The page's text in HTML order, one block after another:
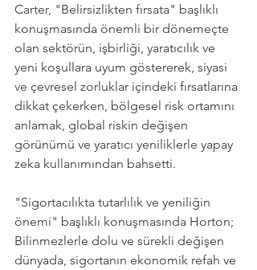
Carter, "Belirsizlikten fırsata" başlıklı
konuşmasında önemli bir dönemeçte
olan sektörün, işbirliği, yaratıcılık ve
yeni koşullara uyum göstererek, siyasi
ve çevresel zorluklar içindeki fırsatlarına
dikkat çekerken, bölgesel risk ortamını
anlamak, global riskin değişen
görünümü ve yaratıcı yeniliklerle yapay
zeka kullanımından bahsetti.
"Sigortacılıkta tutarlılık ve yeniliğin
önemi" başlıklı konuşmasında Horton;
Bilinmezlerle dolu ve sürekli değişen
dünyada, sigortanın ekonomik refah ve